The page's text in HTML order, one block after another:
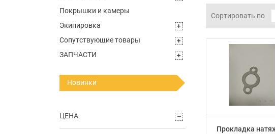
Покрышки и камеры
Экипировка
Сопутствующие товары
ЗАПЧАСТИ
Новинки
ЦЕНА
Сортировать по
Прокладка